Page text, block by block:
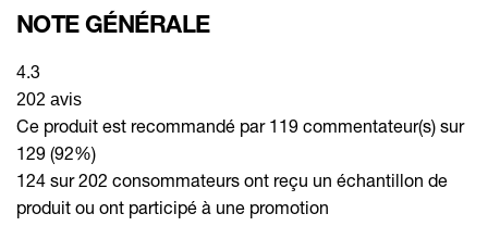
NOTE GÉNÉRALE
4.3
202 avis
Ce produit est recommandé par 119 commentateur(s) sur
129 (92%)
124 sur 202 consommateurs ont reçu un échantillon de
produit ou ont participé à une promotion